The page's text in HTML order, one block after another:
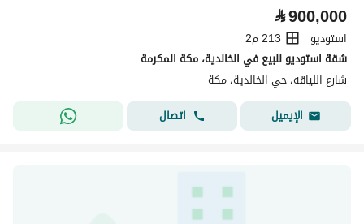
⃁900,000
استوديو
213 م2
شقة استوديو للبيع في الخالدية، مكة المكرمة
شارع اللياقه، حي الخالدية، مكة
الإيميل
اتصال